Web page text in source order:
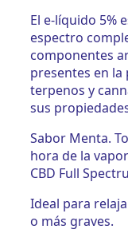
cantidad
El e-líquido 5%
espectro
componentes
presentes en la
terpenos y
sus
Sabor Menta.
hora de la
CBD Full
Ideal para
o más graves.